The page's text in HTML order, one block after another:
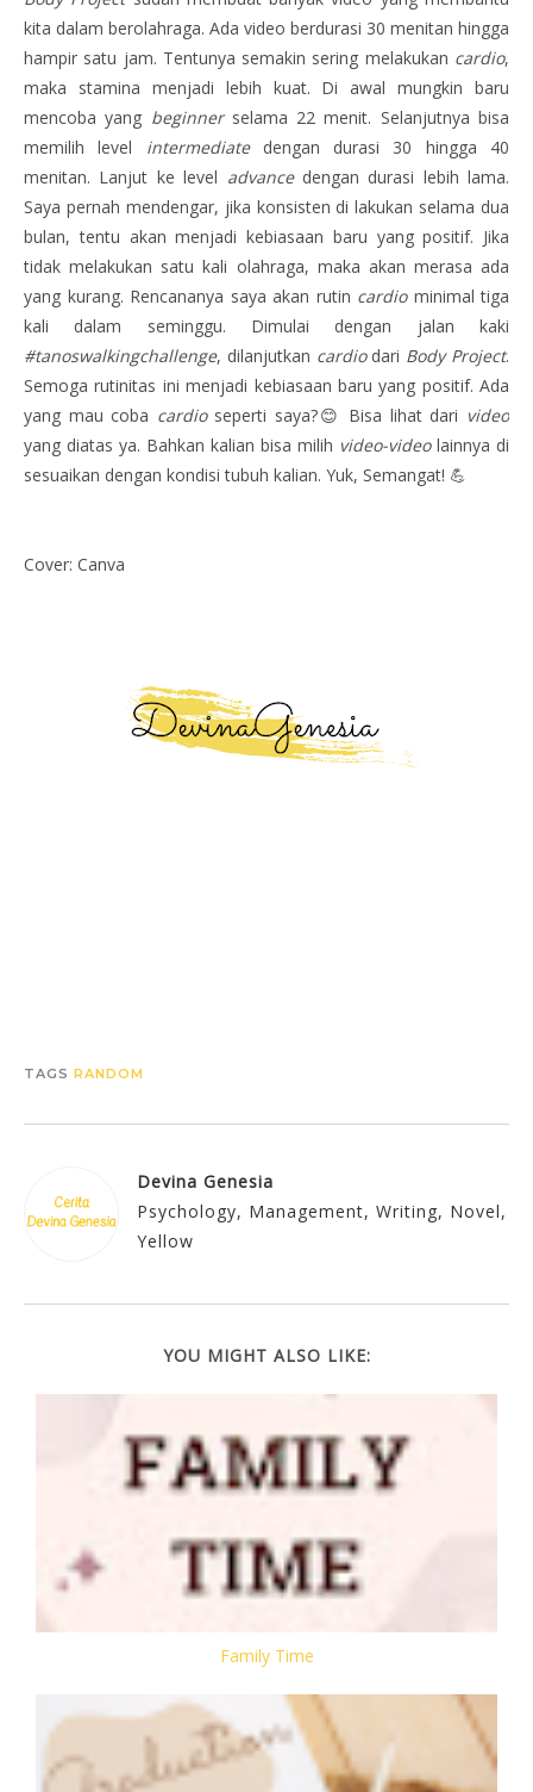
kita dalam berolahraga. Ada video berdurasi 30 menitan hingga
hampir satu jam. Tentunya semakin sering melakukan cardio,
maka stamina menjadi lebih kuat. Di awal mungkin baru
mencoba yang beginnerselama 22 menit. Selanjutnya bisa
memilih level intermediatedengan durasi 30 hingga 40
menitan. Lanjut ke level advancedengan durasi lebih lama.
Saya pernah mendengar, jika konsisten di lakukan selama dua
bulan, tentu akan menjadi kebiasaan baru yang positif. Jika
tidak melakukan satu kali olahraga, maka akan merasa ada
yang kurang. Rencananya saya akan rutin cardiominimal tiga
kali dalam seminggu. Dimulai dengan jalan kaki
#tanoswalkingchallenge, dilanjutkan cardiodari Body Project.
Semoga rutinitas ini menjadi kebiasaan baru yang positif. Ada
yang mau coba cardioseperti saya?😊 Bisa lihat dari video
yang diatas ya. Bahkan kalian bisa milih video-video lainnya di
sesuaikan dengan kondisi tubuh kalian. Yuk, Semangat! 💪
Cover: Canva
TAGS RANDOM
Devina Genesia
Psychology, Management, Writing, Novel,
Yellow
YOU MIGHT ALSO LIKE:
Family Time